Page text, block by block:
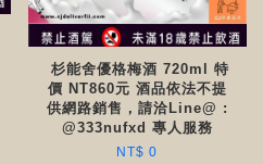
杉能舍優格梅酒 720ml 特
價 NT860元 酒品依法不提
供網路銷售，請洽Line@ :
@333nufxd 專人服務
NT$ 0